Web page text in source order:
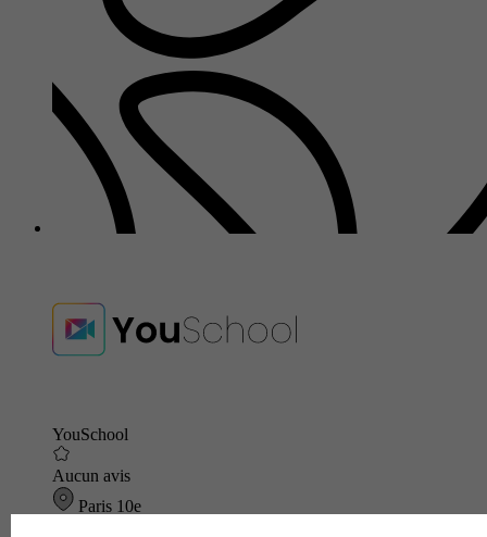
YouSchool
Aucun avis
Paris 10e